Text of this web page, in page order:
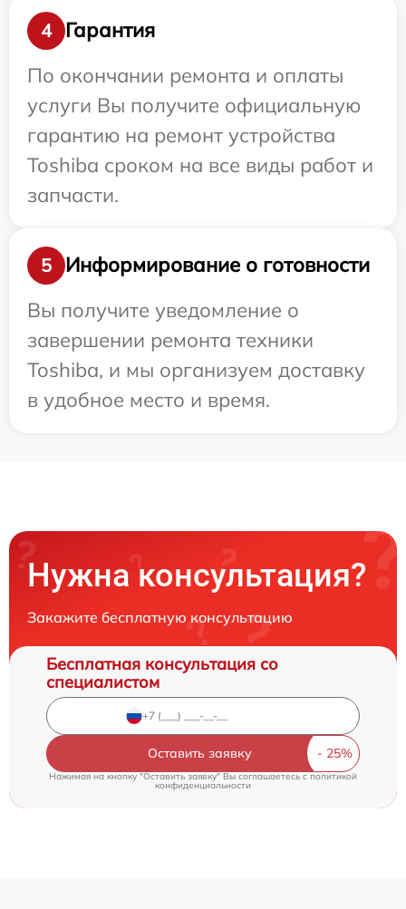
4
Гарантия
По окончании ремонта и оплаты
услуги Вы получите официальную
гарантию на ремонт устройства
Toshiba сроком на все виды работ и
запчасти.
5
Информирование о готовности
Вы получите уведомление о
завершении ремонта техники
Toshiba, и мы организуем доставку
в удобное место и время.
Нужна консультация?
Закажите бесплатную консультацию
Бесплатная консультация со
специалистом
Оставить заявку
Нажимая на кнопку "Оставить заявку" Вы соглашаетесь cполитикой
конфиденциальности